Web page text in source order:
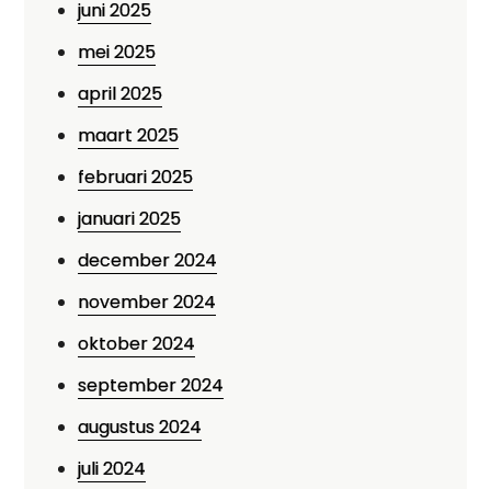
juni 2025
mei 2025
april 2025
maart 2025
februari 2025
januari 2025
december 2024
november 2024
oktober 2024
september 2024
augustus 2024
juli 2024